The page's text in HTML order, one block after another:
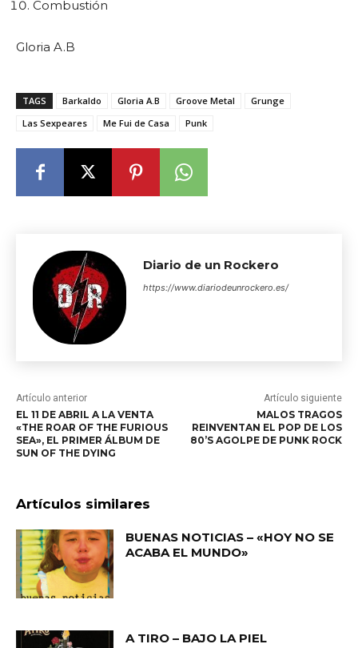
Combustión
Gloria A.B
TAGS Barkaldo Gloria A.B Groove Metal
Grunge
Las Sexpeares
Me Fui de Casa Punk
Diario de un Rockero
https://www.diariodeunrockero.es/
Artículo anterior
EL 11 DE ABRIL A LA VENTA
«THE ROAR OF THE FURIOUS
SEA», EL PRIMER ÁLBUM DE
SUN OF THE DYING
Artículo siguiente
MALOS TRAGOS
REINVENTAN EL POP DE LOS
80’S AGOLPE DE PUNK ROCK
Artículos similares
BUENAS NOTICIAS – «HOY NO SE
ACABA EL MUNDO»
A TIRO – BAJO LA PIEL